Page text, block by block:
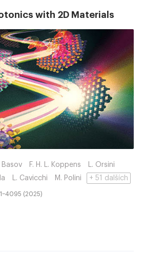
with 2D Materials
Basov F. H. L. Koppens
L. Orsini
L. Cavicchi M. Polini + 51 dalších
(2025)